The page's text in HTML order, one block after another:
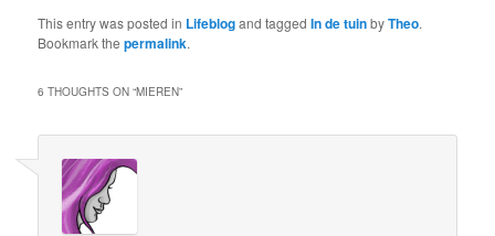
This entry was posted in Lifeblogand taggedIn de tuinbyTheo.
Bookmark thepermalink.
6 THOUGHTS ON “MIEREN”